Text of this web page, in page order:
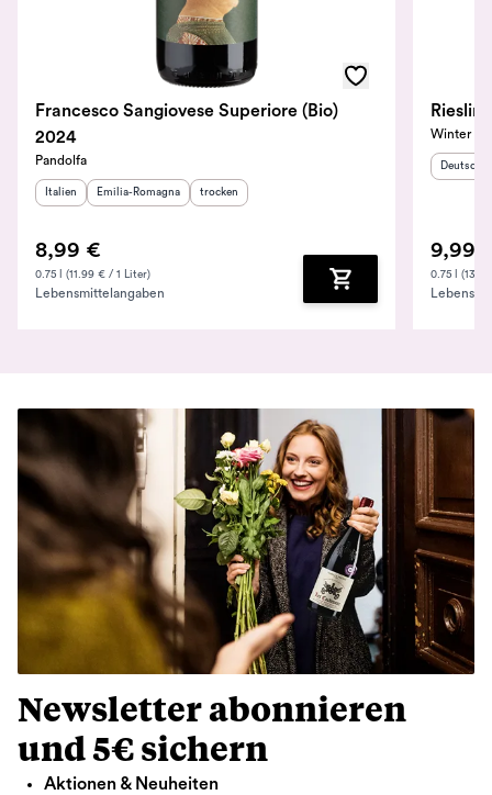
Francesco Sangiovese Superiore (Bio)
2024
Pandolfa
Herkunftsland
Italien Herkunftsregion:
Emilia-Romagna Geschmack
trocken
8,99 €
0.75 l (11.99 € / 1 Liter)
Lebensmittelangaben Zum Warenkorb
Winter
9,99
0.75 l
Newsletter abonnieren
und 5€ sichern
Aktionen & Neuheiten